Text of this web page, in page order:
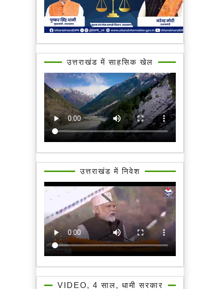
उत्तराखंड में साहसिक खेल
उत्तराखंड में निवेश
VIDEO, 4 साल, धामी सरकार